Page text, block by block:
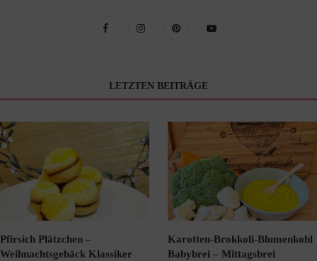
LETZTEN BEITRÄGE
Pfirsich Plätzchen –
Weihnachtsgebäck Klassiker
Karotten-Brokkoli-Blumenkohl
Babybrei – Mittagsbrei